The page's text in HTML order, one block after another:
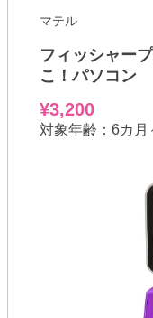
マテル
フィッシャー
こ！パソコン
¥3,200
対象年齢：6カ